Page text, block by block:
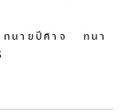
ทนายปีศาจ ทนา